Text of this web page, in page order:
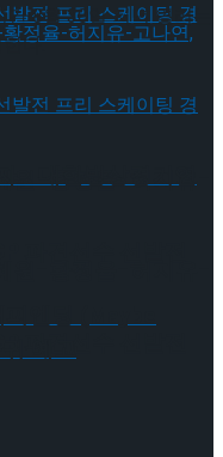
-황정율-허지유-
파견선수 선발전
-황정율-허지유-
8월 30일 저녁 열리는
다.
… 대한빙상경기연
엔딩 (Maybe
예고